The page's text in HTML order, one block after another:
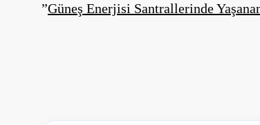
”Güneş Enerjisi Santrallerinde